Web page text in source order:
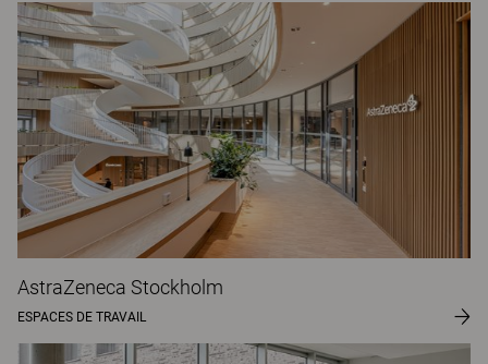
AstraZeneca Stockholm
ESPACES DE TRAVAIL